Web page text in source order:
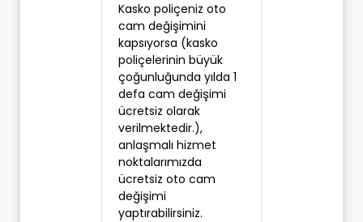
Kasko poliçeniz oto
cam değişimini
kapsıyorsa (kasko
poliçelerinin büyük
çoğunluğunda yılda 1
defa cam değişimi
ücretsiz olarak
verilmektedir.),
anlaşmalı hizmet
noktalarımızda
ücretsiz oto cam
değişimi
yaptırabilirsiniz.